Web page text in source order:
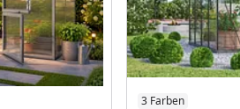
3 Farben